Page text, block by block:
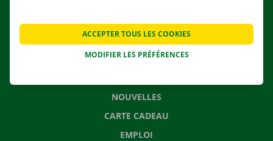
CONTACTEZ NOUS
NOUVELLES
CARTE CADEAU
EMPLOI
MODIFIER LES PRÉFÉRENCES
ACCEPTER TOUS LES COOKIES